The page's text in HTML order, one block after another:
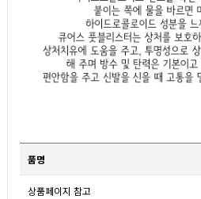
품명
상품페이지 참고